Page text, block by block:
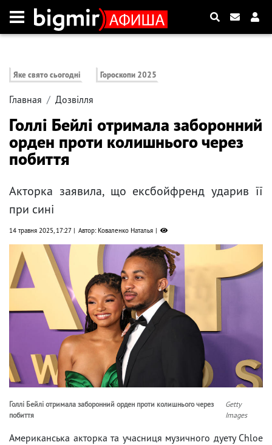
Яке свято сьогодні Гороскопи 2025
Главная Дозвілля
Голлі Бейлі отримала заборонний
орден проти колишнього через
побиття
Акторка заявила, що ексбойфренд ударив її
при сині
14 травня 2025, 17:27 Автор: Коваленко Наталья
Голлі Бейлі отримала заборонний орден проти колишнього через
побиття
Getty
Images
Американська акторка та учасниця музичного дуету Chloe